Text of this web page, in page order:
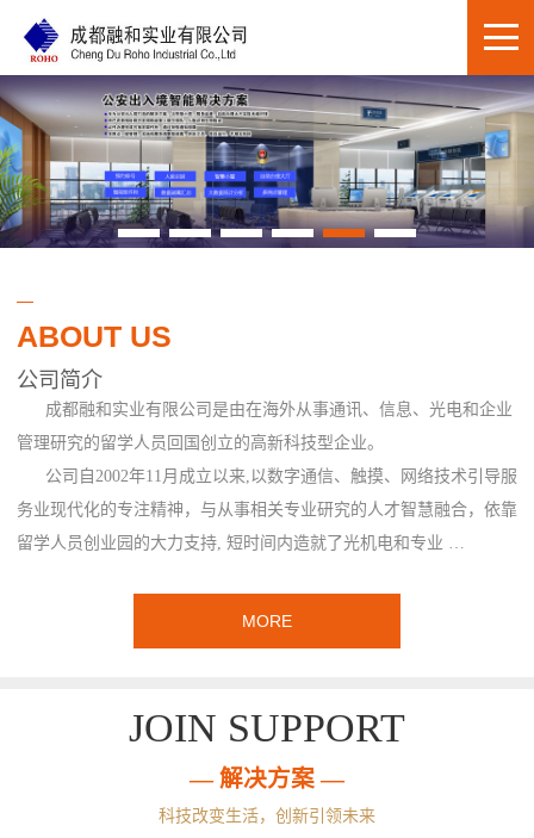
ABOUT US
公司简介
成都融和实业有限公司是由在海外从事通讯、信息、光电和企业
管理研究的留学人员回国创立的高新科技型企业。
公司自2002年11月成立以来,以数字通信、触摸、网络技术引导服
务业现代化的专注精神，与从事相关专业研究的人才智慧融合，依靠
留学人员创业园的大力支持, 短时间内造就了光机电和专业 …
MORE
JOIN SUPPORT
— 解决方案 —
科技改变生活，创新引领未来